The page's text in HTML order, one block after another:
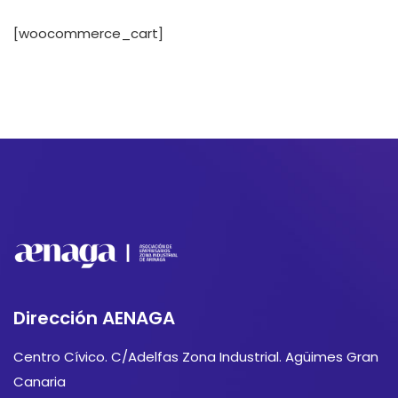
[woocommerce_cart]
Dirección AENAGA
Centro Cívico. C/Adelfas Zona Industrial. Agüimes Gran
Canaria